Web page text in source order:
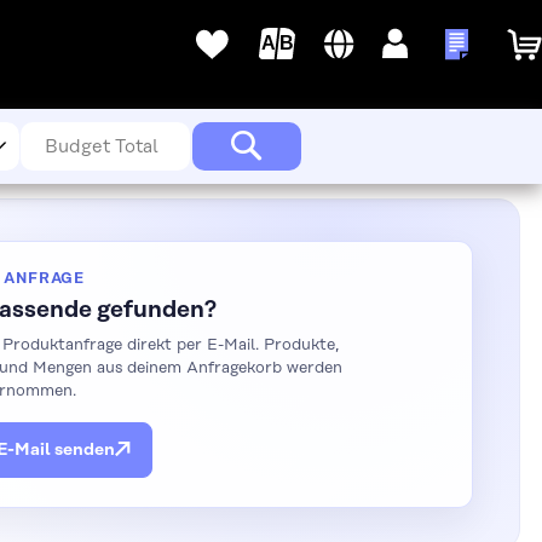
Meine
Anmelden
Meine
Wunschlisten
Sprache
Deutsch
Suche
gefunden?
Produktanfrage direkt per E-Mail. Produkte,
Mengen aus deinem Anfragekorb werden
Mail senden